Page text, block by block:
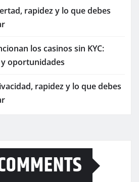
rapidez y lo que debes
los casinos sin KYC:
oportunidades
rapidez y lo que debes